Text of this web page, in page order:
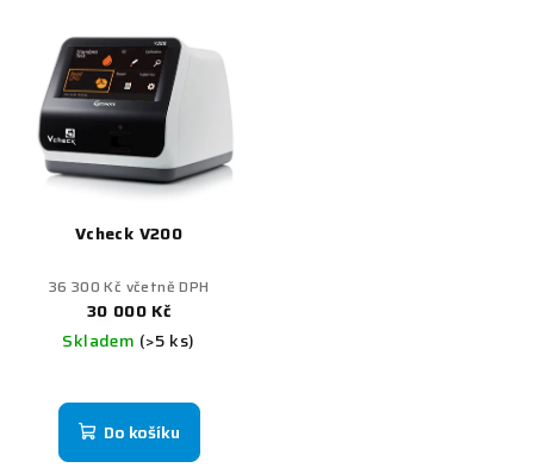
Vcheck V200
36 300 Kč včetně DPH
30 000 Kč
Skladem (>5 ks)
Do košíku